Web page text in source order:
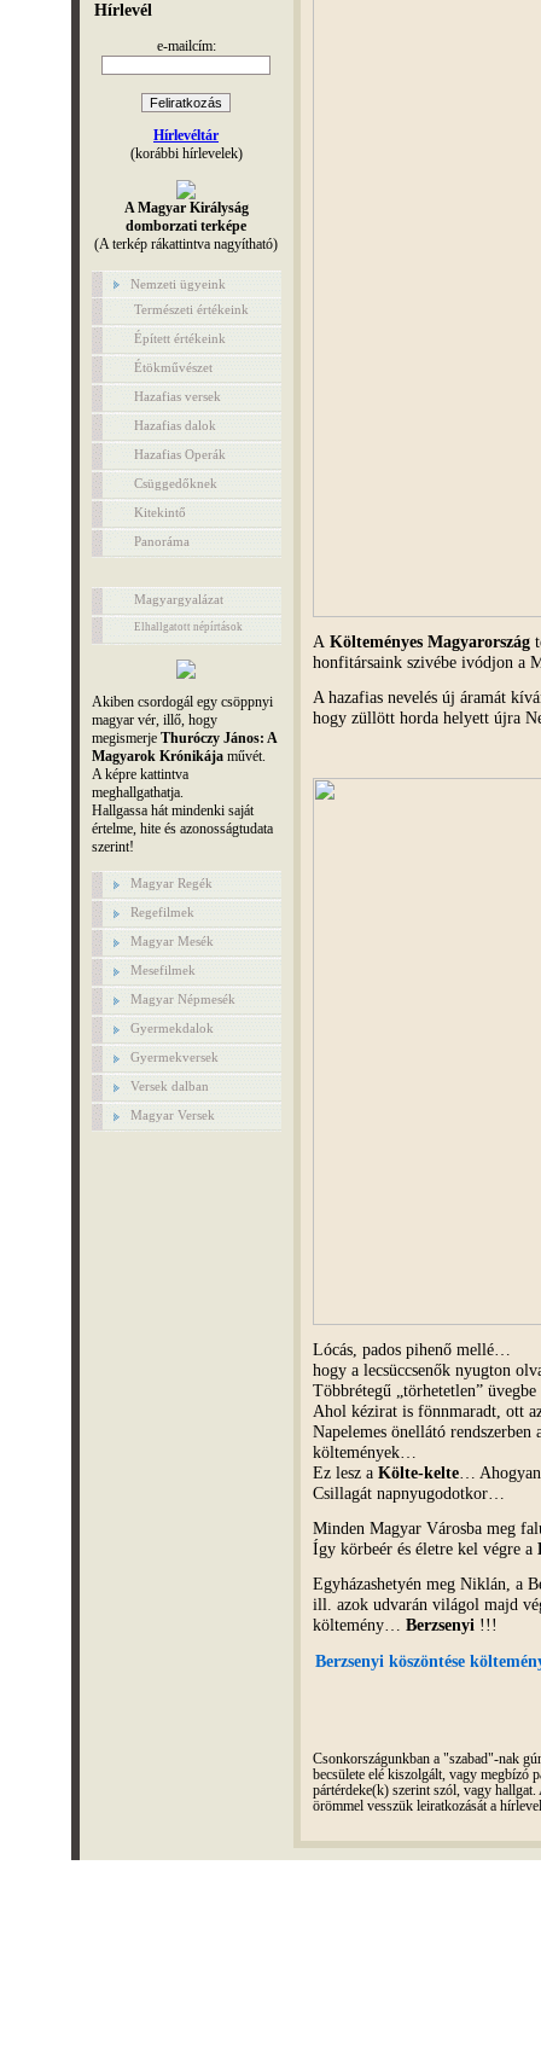
Hírlevél
e-mailcím:
Hírlevéltár
(korábbi hírlevelek)
A Magyar Királyság
domborzati terképe
(A terkép rákattintva nagyítható)
Nemzeti ügyeink
Természeti értékeink
Épített értékeink
Étökművészet
Hazafias versek
Hazafias dalok
Hazafias Operák
Csüggedőknek
Kitekintő
Panoráma
Magyargyalázat
Elhallgatott népírtások
Akiben csordogál egy csöppnyi
magyar vér, illő, hogy
megismerje Thuróczy János: A
Magyarok Krónikájaművét.
A képre kattintva
meghallgathatja.
Hallgassa hát mindenki saját
értelme, hite és azonosságtudata
szerint!
Magyar Regék
Regefilmek
Magyar Mesék
Mesefilmek
Magyar Népmesék
Gyermekdalok
Gyermekversek
Versek dalban
Magyar Versek
A Költeményes Magyarország
honfitársaink szivébe ivódjon a
A hazafias nevelés új áramát
hogy züllött horda helyett újra
Lócás, pados pihenő mellé…
hogy a lecsüccsenők nyugton
Többrétegű „törhetetlen”
Ahol kézirat is fönnmaradt, ott
Napelemes önellátó
költemények…
Ez lesz a Költe-kelte… Ahogyan
Csillagát napnyugodotkor…
Minden Magyar Városba meg
Így körbeér és életre kel végre a
Egyházashetyén meg Niklán, a
ill. azok udvarán világol majd
költemény… Berzsenyi !!!
Berzsenyi köszöntése
Csonkországunkban a "szabad"-nak
becsülete elé kiszolgált, vagy megbízó
pártérdeke(k) szerint szól, vagy
örömmel vesszük leiratkozását a